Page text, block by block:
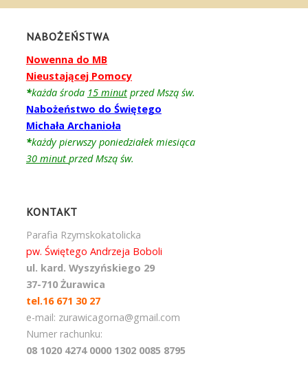
NABOŻEŃSTWA
Nowenna do MB
Nieustającej Pomocy
*każda środa 15 minutprzed Mszą św.
Nabożeństwo do Świętego
Michała Archanioła
*każdy pierwszy poniedziałek miesiąca
30 minut przed Mszą św.
KONTAKT
Parafia Rzymskokatolicka
pw. Świętego Andrzeja Boboli
ul. kard. Wyszyńskiego 29
37-710 Żurawica
tel.16 671 30 27
e-mail: zurawicagorna@gmail.com
Numer rachunku:
08 1020 4274 0000 1302 0085 8795